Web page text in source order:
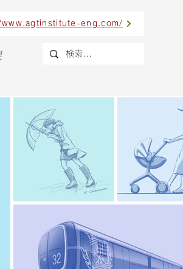
eng.com/